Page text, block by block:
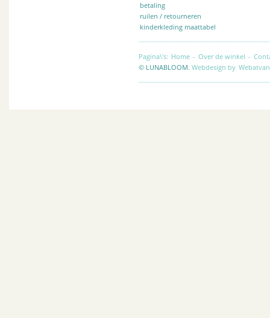
betaling
ruilen / retourneren
kinderkleding maattabel
Pagina\'s: Home - Over de winkel -
© LUNABLOOM. Webdesign by